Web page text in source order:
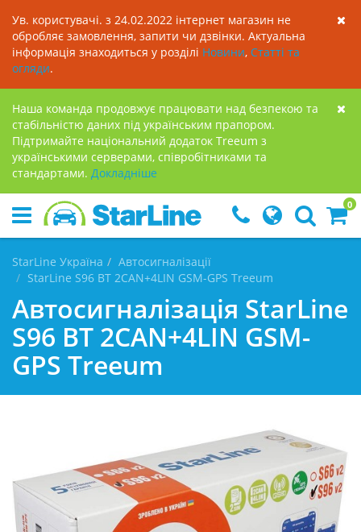
Ув. користувачі. з 24.02.2022 інтернет магазин не
обробляє замовлення, запити чи дзвінки. Актуальна
інформація знаходиться у розділі Новини, Статті та
огляди.
Наша команда продовжує працювати над безпекою та
стабільністю даних під українським прапором.
Підтримайте національний додаток Treeum з
українськими серверами, співробітниками та
стандартами. Докладнiше
0
StarLine Україна
Автосигналізації
StarLine S96 BT 2CAN+4LIN GSM-GPS Treeum
Автосигналізація StarLine
S96 BT 2CAN+4LIN GSM-
GPS Treeum